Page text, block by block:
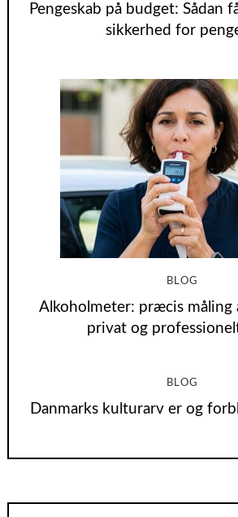
Pengeskab på budget: Sådan
sikkerhed for
BLOG
Alkoholmeter: præcis måling
privat og
BLOG
Danmarks kulturarv er og